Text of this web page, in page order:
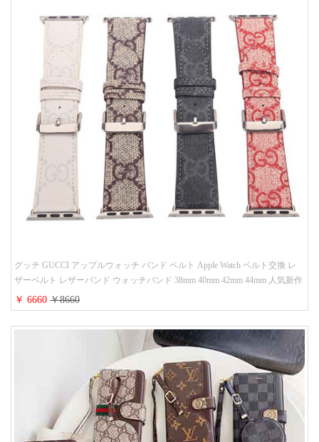
グッチ GUCCI アップルウォッチ バンド ベルト Apple Watch ベルト交換 レ
ザーベルト レザーバンド ウォッチバンド 38mm 40mm 42mm 44mm 人気新作
￥ 6660￥8660